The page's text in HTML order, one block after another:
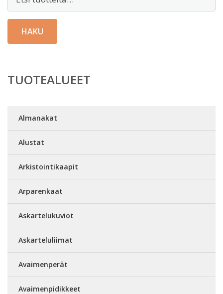
HAKU
TUOTEALUEET
Almanakat
Alustat
Arkistointikaapit
Arparenkaat
Askartelukuviot
Askarteluliimat
Avaimenperät
Avaimenpidikkeet